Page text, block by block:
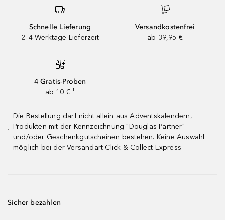
Schnelle Lieferung
2–4 Werktage Lieferzeit
Versandkostenfrei
ab 39,95 €
4 Gratis-Proben
ab 10 € ¹
¹
Die Bestellung darf nicht allein aus Adventskalendern,
Produkten mit der Kennzeichnung "Douglas Partner"
und/oder Geschenkgutscheinen bestehen. Keine Auswahl
möglich bei der Versandart Click & Collect Express
Sicher bezahlen